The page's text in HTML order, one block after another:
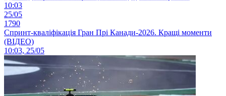
10:03
25/05
1790
Спринт-кваліфікація Гран Прі Канади-2026. Кращі моменти
(ВІДЕО)
10:03, 25/05